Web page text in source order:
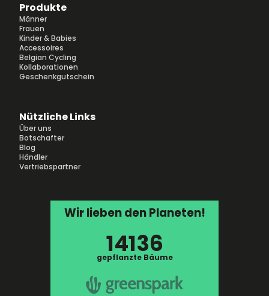
Produkte
Männer
Frauen
Kinder & Babies
Accessoires
Belgian Cycling
Kollaborationen
Geschenkgutschein
Nützliche Links
Über uns
Botschafter
Blog
Händler
Vertriebspartner
Wir lieben den Planeten!
14136
gepflanzte Bäume